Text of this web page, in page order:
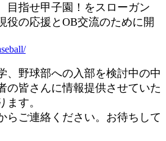
目指せ甲子園！をスローガン
役の応援とOB交流のために開
、野球部への入部を検討中の中
の皆さんに情報提供させていた
ます。
らご連絡ください。お待ちして